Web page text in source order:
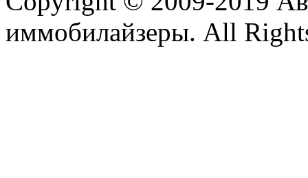
иммобилайзеры. All